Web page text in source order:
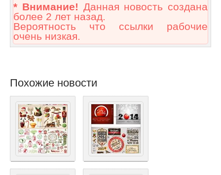
* Внимание! Данная новость создана
более 2 лет назад.
Вероятность что ссылки рабочие
очень низкая.
Похожие новости